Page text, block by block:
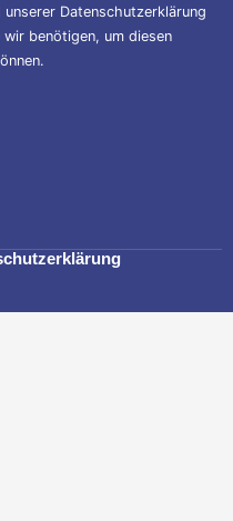
unserer Datenschutzerklärung
benötigen, um diesen